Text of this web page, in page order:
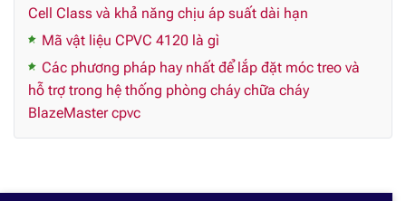
Cell Class và khả năng chịu áp suất dài hạn
Mã vật liệu CPVC 4120 là gì
Các phương pháp hay nhất để lắp đặt móc treo và
hỗ trợ trong hệ thống phòng cháy chữa cháy
BlazeMaster cpvc